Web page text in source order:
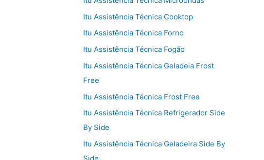
Itu Assistência Técnica Cooktop
Itu Assistência Técnica Forno
Itu Assistência Técnica Fogão
Itu Assistência Técnica Geladeia Frost
Free
Itu Assistência Técnica Frost Free
Itu Assistência Técnica Refrigerador Side
By Side
Itu Assistência Técnica Geladeira Side By